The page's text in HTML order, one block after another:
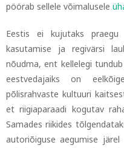
pöörab sellele võimalusele
Eestis ei kujutaks
kasutamise ja regivärsi
nõudma, ent kellelegi
eestvedajaiks on
põlisrahvaste kultuuri
et riigiaparaadi kogutav
Samades riikides
autoriõiguse aegumise